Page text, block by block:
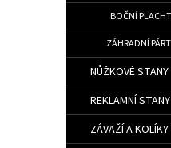
BOČNÍ
ZÁHRADNÍ
NŮŽKOVÉ STANY
REKLAMNÍ
ZÁVAŽÍ A